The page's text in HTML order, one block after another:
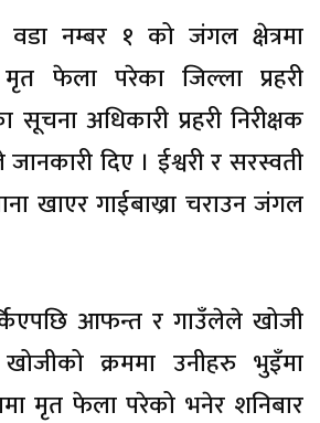
नम्बर १ को जंगल क्षेत्रमा
फेला परेका जिल्ला प्रहरी
अधिकारी प्रहरी निरीक्षक
दिए । ईश्वरी र सरस्वती
खाएर गाईबाख्रा चराउन जंगल
आफन्त र गाउँलेले खोजी
क्रममा उनीहरु भुइँमा
मृत फेला परेको भनेर शनिबार